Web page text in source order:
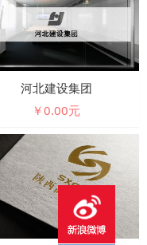
河北建设集团
￥0.00元